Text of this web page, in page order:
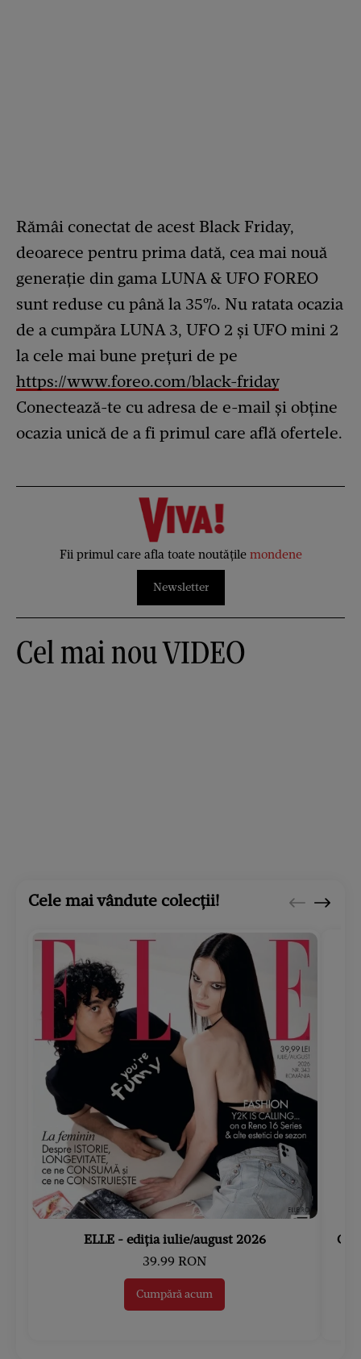
Rămâi conectat de acest Black Friday,
deoarece pentru prima dată, cea mai nouă
generație din gama LUNA & UFO FOREO
sunt reduse cu până la 35%. Nu ratata ocazia
de a cumpăra LUNA 3, UFO 2 și UFO mini 2
la cele mai bune prețuri de pe
https://www.foreo.com/black-friday
Conectează-te cu adresa de e-mail și obține
ocazia unică de a fi primul care află ofertele.
Fii primul care afla toate noutățile mondene
Newsletter
Cel mai nou VIDEO
Cele mai vândute colecții!
ELLE - ediția iulie/august 2026
39.99 RON
Cumpără acum